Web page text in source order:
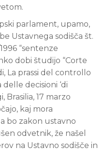
parlament, upamo,
Ustavnega sodišča št.
“sentenze
dobi študijo “Corte
La prassi del controllo
decisioni ‘di
Brasilia, 17 marzo
kaj mora
bo zakon ustavno
odvetnik, že našel
na Ustavno sodišče in